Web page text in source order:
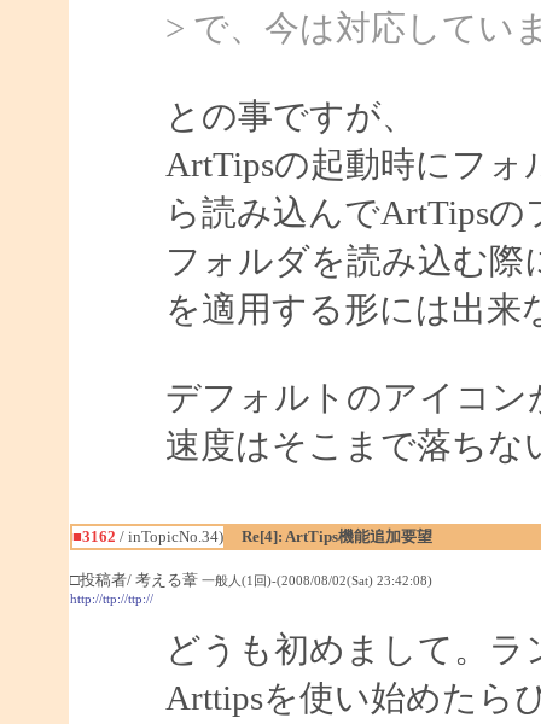
> で、今は対応してい
との事ですが、
ArtTipsの起動時にフ
ら読み込んでArtTips
フォルダを読み込む
を適用する形には出来
デフォルトのアイコ
速度はそこまで落ち
■3162 / inTopicNo.34) Re[4]: ArtTips機能追加要望
□投稿者/ 考える葦 一般人(1回)-(2008/08/02(Sat) 23:42:08)
http://ttp://ttp://
どうも初めまして。
Arttipsを使い始めたら